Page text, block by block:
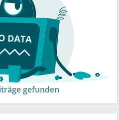
gefunden